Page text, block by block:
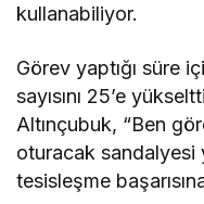
kullanabiliyor.
Görev yaptığı süre
sayısını 25’e
Altınçubuk, “Ben
oturacak sandalyesi
tesisleşme